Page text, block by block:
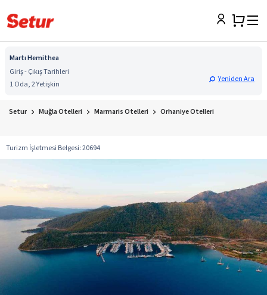
Martı Hemithea
Giriş - Çıkış Tarihleri
1 Oda, 2 Yetişkin
Yeniden Ara
Setur Muğla Otelleri Marmaris Otelleri Orhaniye Otelleri
Turizm İşletmesi Belgesi:20694